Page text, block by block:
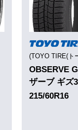
(TOYO TIRE(ト
OBSERVE
ザーブ ギズ3
215/60R16